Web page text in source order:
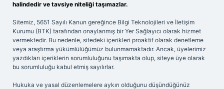
halindedir ve tavsiye niteliği taşımazlar.
Sitemiz, 5651 Sayılı Kanun gereğince Bilgi Teknolojileri ve İletişim
Kurumu (BTK) tarafından onaylanmış bir Yer Sağlayıcı olarak hizmet
vermektedir. Bu nedenle, sitedeki içerikleri proaktif olarak denetleme
veya araştırma yükümlülüğümüz bulunmamaktadır. Ancak, üyelerimiz
yazdıkları içeriklerin sorumluluğunu taşımakta olup, siteye üye olarak
bu sorumluluğu kabul etmiş sayılırlar.
Hukuka ve yasal düzenlemelere aykırı olduğunu düşündüğünüz